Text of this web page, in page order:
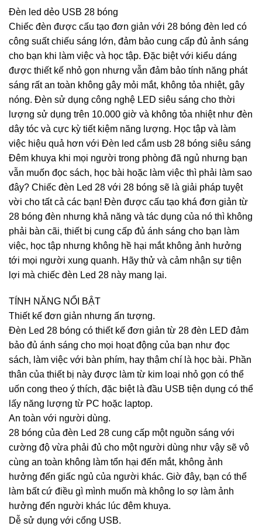
Đèn led dẻo USB 28 bóng
Chiếc đèn được cấu tạo đơn giản với 28 bóng đèn led có
công suất chiếu sáng lớn, đảm bảo cung cấp đủ ảnh sáng
cho bạn khi làm việc và học tập. Đặc biệt với kiểu dáng
được thiết kế nhỏ gọn nhưng vẫn đảm bảo tính năng phát
sáng rất an toàn không gây mỏi mắt, không tỏa nhiệt, gây
nóng. Đèn sử dụng công nghệ LED siêu sáng cho thời
lượng sử dụng trên 10.000 giờ và không tỏa nhiệt như đèn
dây tóc và cực kỳ tiết kiệm năng lượng. Học tập và làm
việc hiệu quả hơn với Đèn led cắm usb 28 bóng siêu sáng
Đêm khuya khi mọi người trong phòng đã ngủ nhưng bạn
vẫn muốn đọc sách, học bài hoặc làm việc thì phải làm sao
đây? Chiếc đèn Led 28 với 28 bóng sẽ là giải pháp tuyệt
vời cho tất cả các bạn! Đèn được cấu tạo khá đơn giản từ
28 bóng đèn nhưng khả năng và tác dụng của nó thì không
phải bàn cãi, thiết bị cung cấp đủ ánh sáng cho bạn làm
việc, học tập nhưng không hề hại mắt không ảnh hưởng
tới mọi người xung quanh. Hãy thử và cảm nhận sự tiện
lợi mà chiếc đèn Led 28 này mang lại.
TÍNH NĂNG NỔI BẬT
Thiết kế đơn giản nhưng ấn tượng.
Đèn Led 28 bóng có thiết kế đơn giản từ 28 đèn LED đảm
bảo đủ ánh sáng cho mọi hoạt động của bạn như đọc
sách, làm việc với bàn phím, hay thậm chí là học bài. Phần
thân của thiết bị này được làm từ kim loại nhỏ gọn có thể
uốn cong theo ý thích, đặc biệt là đầu USB tiện dụng có thể
lấy năng lượng từ PC hoặc laptop.
An toàn với người dùng.
28 bóng của đèn Led 28 cung cấp một nguồn sáng với
cường độ vừa phải đủ cho một người dùng như vậy sẽ vô
cùng an toàn không làm tổn hại đến mắt, không ảnh
hưởng đến giấc ngủ của người khác. Giờ đây, bạn có thể
làm bất cứ điều gì mình muốn mà không lo sợ làm ảnh
hưởng đến người khác lúc đêm khuya.
Dễ sử dụng với cổng USB.